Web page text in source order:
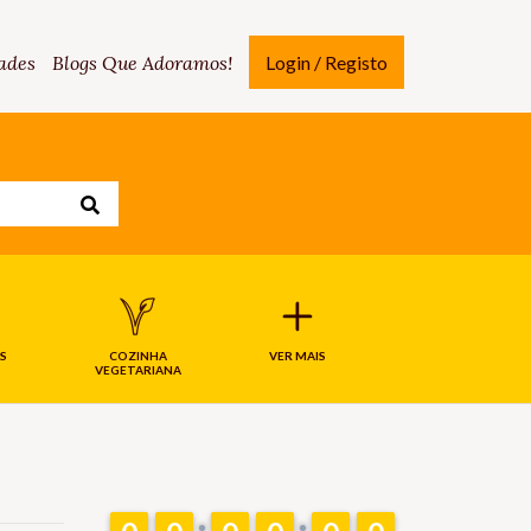
Blogs Que Adoramos! Login / Registo
COZINHA
VEGETARIANA
VER MAIS